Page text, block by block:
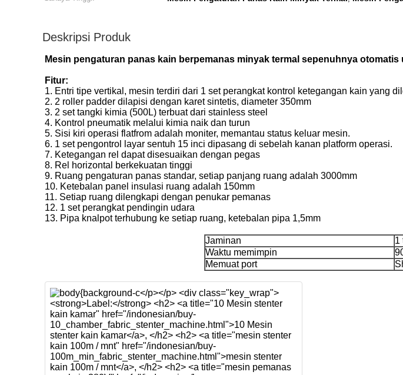
Deskripsi Produk
Mesin pengaturan panas kain berpemanas minyak termal sepenuhnya
Fitur:
1. Entri tipe vertikal, mesin terdiri dari 1 set perangkat kontrol ketegangan kain yang
2. 2 roller padder dilapisi dengan karet sintetis, diameter 350mm
3. 2 set tangki kimia (500L) terbuat dari stainless steel
4. Kontrol pneumatik melalui kimia naik dan turun
5. Sisi kiri operasi flatfrom adalah moniter, memantau status keluar mesin.
6. 1 set pengontrol layar sentuh 15 inci dipasang di sebelah kanan platform operasi.
7. Ketegangan rel dapat disesuaikan dengan pegas
8. Rel horizontal berkekuatan tinggi
9. Ruang pengaturan panas standar, setiap panjang ruang adalah 3000mm
10. Ketebalan panel insulasi ruang adalah 150mm
11. Setiap ruang dilengkapi dengan penukar pemanas
12. 1 set perangkat pendingin udara
13. Pipa knalpot terhubung ke setiap ruang, ketebalan pipa 1,5mm
Jaminan
1
Waktu memimpin
Memuat port